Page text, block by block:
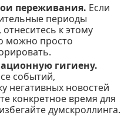
переживания. Если
периоды
к этому
можно просто
гигиену.
событий,
негативных новостей
конкретное время для
думскроллинга.